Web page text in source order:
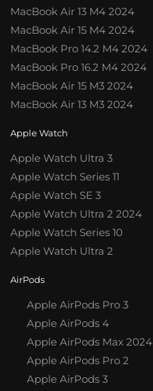
MacBook Air 13 M4 2024
MacBook Air 15 M4 2024
MacBook Pro 14.2 M4 2024
MacBook Pro 16.2 M4 2024
MacBook Air 15 M3 2024
MacBook Air 13 M3 2024
Apple Watch
Apple Watch Ultra 3
Apple Watch Series 11
Apple Watch SE 3
Apple Watch Ultra 2 2024
Apple Watch Series 10
Apple Watch Ultra 2
AirPods
Apple AirPods Pro 3
Apple AirPods 4
Apple AirPods Max 2024
Apple AirPods Pro 2
Apple AirPods 3